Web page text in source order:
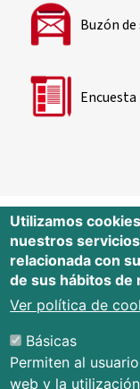
Buzón
Encuesta
Editorial
Edificio Tres
Avda. Los
Tfno.: 942 201
E-mail:
Utilizamos
nuestros
relacionada con
de sus hábitos de
Ver política de
Básicas
Permiten al
web y la